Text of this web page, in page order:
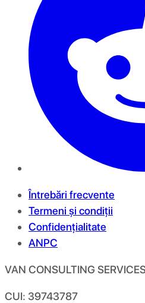
Întrebări frecvente
Termeni și condiții
Confidențialitate
ANPC
VAN CONSULTING
CUI: 39743787